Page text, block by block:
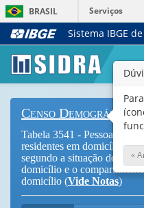
BRASIL
Serviços
Sistema IBGE
Censo Demográfico
Tabela 3541 - Pessoas de
residentes em domicílios
segundo a situação do
domicílio e o
domicílio (Vide Notas)
«